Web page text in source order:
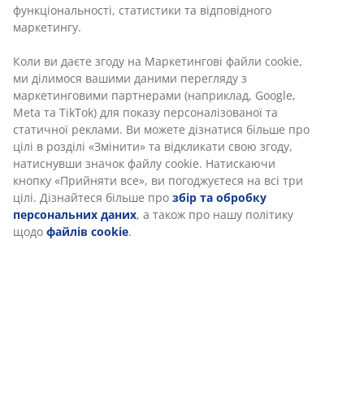
Характеристики
Відгуки
(116)
Доставка